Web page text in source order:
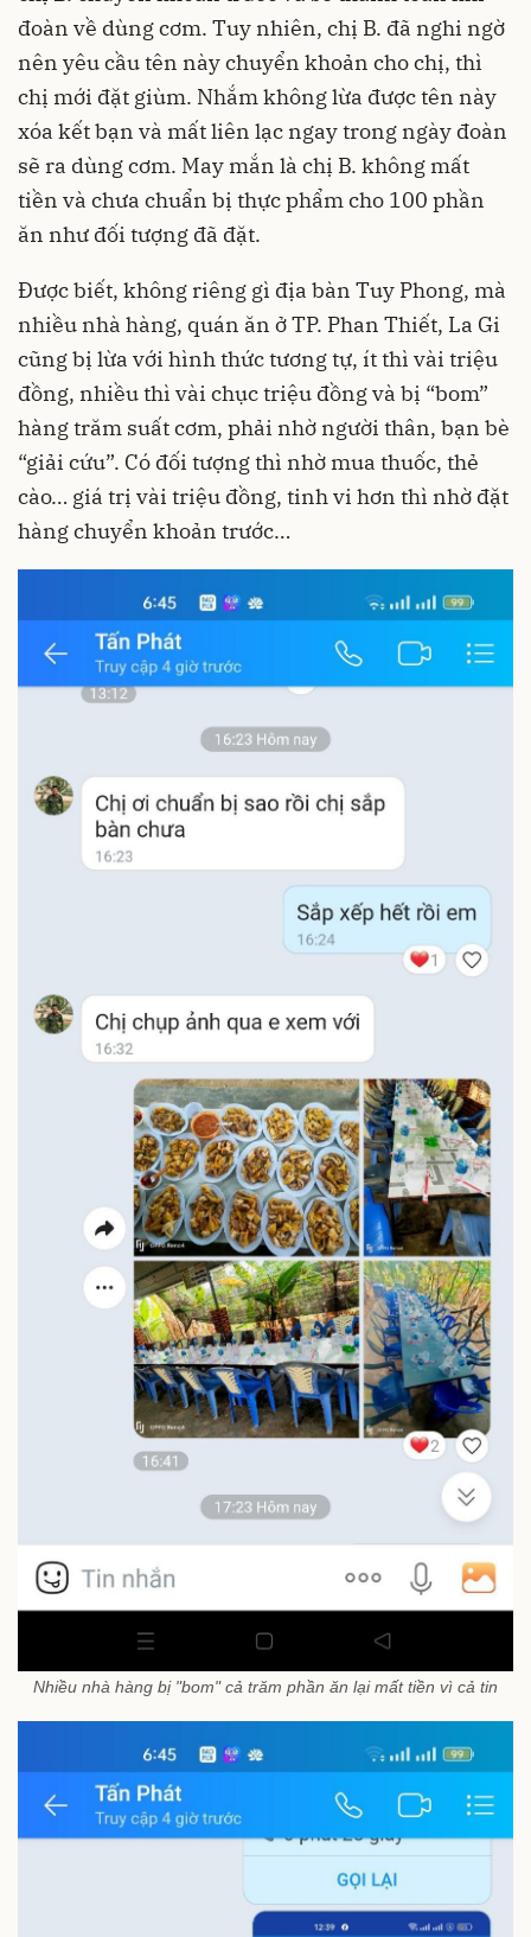
đoàn về dùng cơm. Tuy nhiên, chị B. đã nghi ngờ
nên yêu cầu tên này chuyển khoản cho chị, thì
chị mới đặt giùm. Nhắm không lừa được tên này
xóa kết bạn và mất liên lạc ngay trong ngày đoàn
sẽ ra dùng cơm. May mắn là chị B. không mất
tiền và chưa chuẩn bị thực phẩm cho 100 phần
ăn như đối tượng đã đặt.
Được biết, không riêng gì địa bàn Tuy Phong, mà
nhiều nhà hàng, quán ăn ở TP. Phan Thiết, La Gi
cũng bị lừa với hình thức tương tự, ít thì vài triệu
đồng, nhiều thì vài chục triệu đồng và bị “bom”
hàng trăm suất cơm, phải nhờ người thân, bạn bè
“giải cứu”. Có đối tượng thì nhờ mua thuốc, thẻ
cào… giá trị vài triệu đồng, tinh vi hơn thì nhờ đặt
hàng chuyển khoản trước…
Nhiều nhà hàng bị "bom" cả trăm phần ăn lại mất tiền vì cả tin